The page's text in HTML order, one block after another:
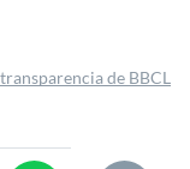
de BBCL